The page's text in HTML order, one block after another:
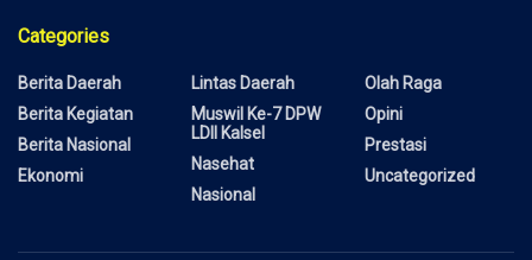
Categories
Berita Daerah
Berita Kegiatan
Berita Nasional
Ekonomi
Lintas Daerah
Muswil Ke-7 DPW
LDII Kalsel
Nasehat
Nasional
Olah Raga
Opini
Prestasi
Uncategorized